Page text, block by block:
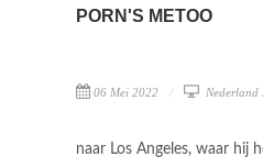
PORN'S METOO
06 Mei 2022 Nederland
naar Los Angeles, waar hij